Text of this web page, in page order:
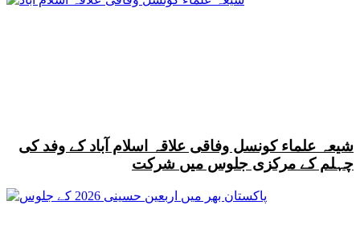
شیعہ علماء کونسل وفاقی علاقہ اسلام آباد کے وفد کی
چہلم کے مرکزی جلوس میں شرکت